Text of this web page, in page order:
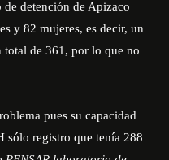
detención de Apizaco
y 82 mujeres, es decir, un
total de 361, por lo que no
pues su capacidad
sólo registro que tenía 288